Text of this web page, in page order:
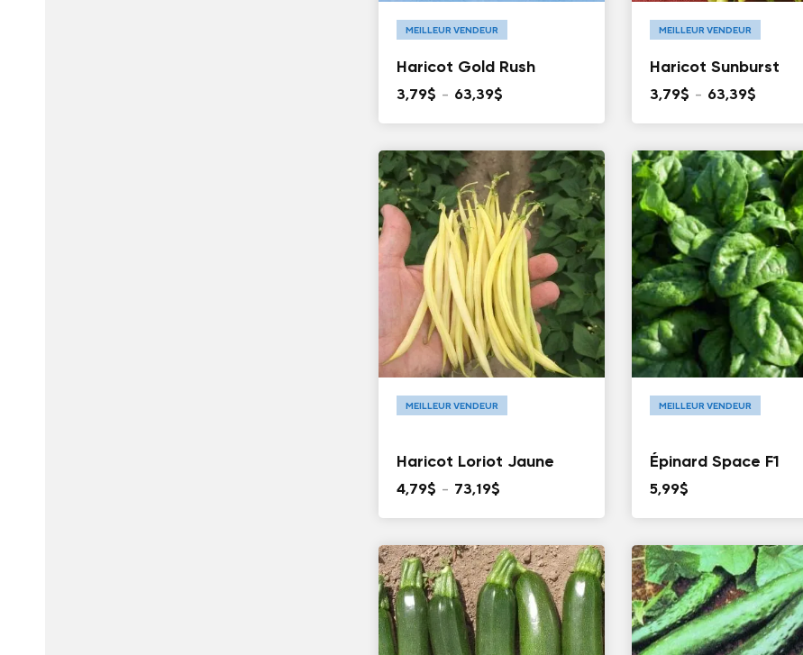
MEILLEUR VENDEUR
Haricot Gold Rush
3,79$ – 63,39$
3,79$
à
63,39$
MEILLEUR VENDEUR
Haricot Sunburst
3,79$ – 63,39$
3,79$
à
63,39$
MEILLEUR VENDEUR
Haricot Loriot Jaune
4,79$ – 73,19$
4,79$
à
73,19$
MEILLEUR VENDEUR
Épinard Space F1
5,99$